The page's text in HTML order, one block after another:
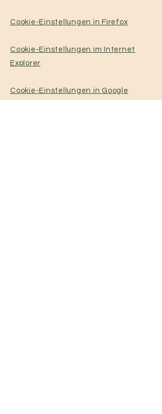
Cookie-Einstellungen in Firefox
Cookie-Einstellungen im Internet
Explorer
Cookie-Einstellungen in Google